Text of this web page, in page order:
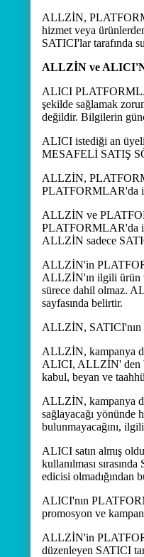
ALLZİN,
hizmet veya
SATICI'lar tarafında
ALLZİN ve
ALICI
şekilde sağlamak
değildir. Bilgilerin
ALICI istediği an
MESAFELİ SATIŞ
ALLZİN,
PLATFORMLAR'da
ALLZİN ve
PLATFORMLAR'da
ALLZİN sadece
ALLZİN'in
ALLZİN'ın ilgili ürün
sürece dahil olmaz.
sayfasında belirtir.
ALLZİN, SATICI'nın
ALLZİN, kampanya
ALICI, ALLZİN' den
kabul, beyan ve
ALLZİN, kampanya
sağlayacağı yönünde
bulunmayacağını,
ALICI satın almış
kullanılması
edicisi olmadığından
ALICI'nın
promosyon ve
ALLZİN'in
düzenleyen SATICI